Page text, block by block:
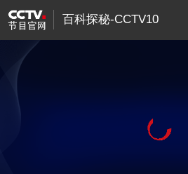
百科探秘-CCTV10